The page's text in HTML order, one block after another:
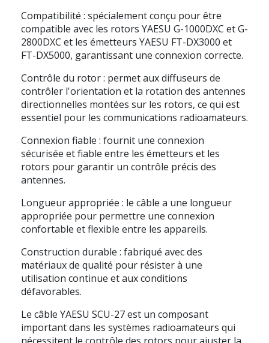
Compatibilité : spécialement conçu pour être
compatible avec les rotors YAESU G-1000DXC et G-
2800DXC et les émetteurs YAESU FT-DX3000 et
FT-DX5000, garantissant une connexion correcte.
Contrôle du rotor : permet aux diffuseurs de
contrôler l'orientation et la rotation des antennes
directionnelles montées sur les rotors, ce qui est
essentiel pour les communications radioamateurs.
Connexion fiable : fournit une connexion
sécurisée et fiable entre les émetteurs et les
rotors pour garantir un contrôle précis des
antennes.
Longueur appropriée : le câble a une longueur
appropriée pour permettre une connexion
confortable et flexible entre les appareils.
Construction durable : fabriqué avec des
matériaux de qualité pour résister à une
utilisation continue et aux conditions
défavorables.
Le câble YAESU SCU-27 est un composant
important dans les systèmes radioamateurs qui